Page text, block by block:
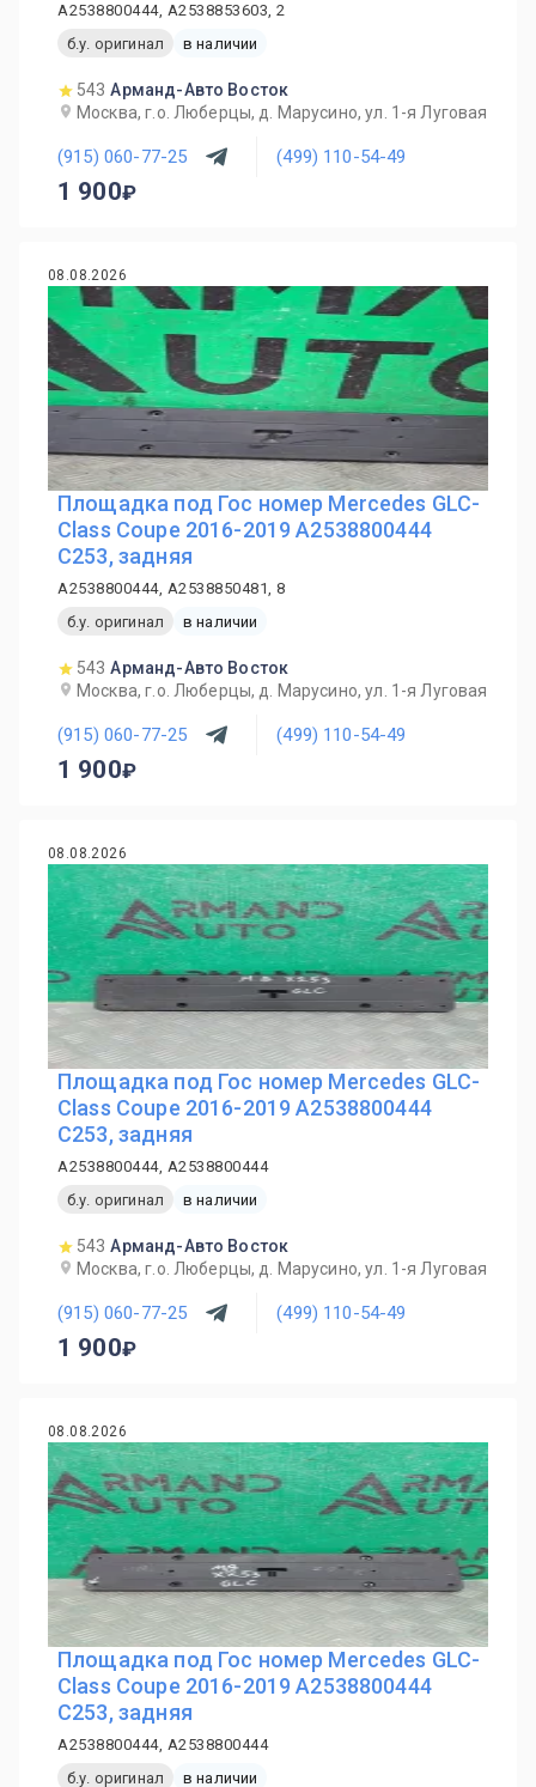
A2538800444, A2538853603, 2
б.у. оригинал
в наличии
543 Арманд-Авто Восток
Москва, г.о. Люберцы, д. Марусино, ул. 1-я Луговая
(915) 060-77-25 (499) 110-54-49
1 900
08.08.2026
Площадка под Гос номер Mercedes GLC-
Class Coupe 2016-2019 A2538800444
C253, задняя
A2538800444, A2538850481, 8
б.у. оригинал
в наличии
543 Арманд-Авто Восток
Москва, г.о. Люберцы, д. Марусино, ул. 1-я Луговая
(915) 060-77-25 (499) 110-54-49
1 900
08.08.2026
Площадка под Гос номер Mercedes GLC-
Class Coupe 2016-2019 A2538800444
C253, задняя
A2538800444, A2538800444
б.у. оригинал
в наличии
543 Арманд-Авто Восток
Москва, г.о. Люберцы, д. Марусино, ул. 1-я Луговая
(915) 060-77-25 (499) 110-54-49
1 900
08.08.2026
Площадка под Гос номер Mercedes GLC-
Class Coupe 2016-2019 A2538800444
C253, задняя
A2538800444, A2538800444
б.у. оригинал
в наличии